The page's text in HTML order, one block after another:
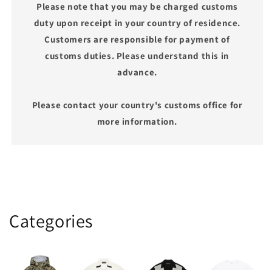
Please note that you may be charged customs
duty upon receipt in your country of residence.
Customers are responsible for payment of
customs duties. Please understand this in
advance.
Please contact your country's customs office for
more information.
Categories